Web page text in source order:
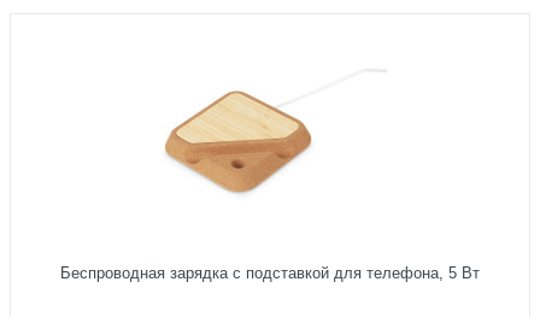
Беспроводная зарядка с подставкой для телефона, 5 Вт